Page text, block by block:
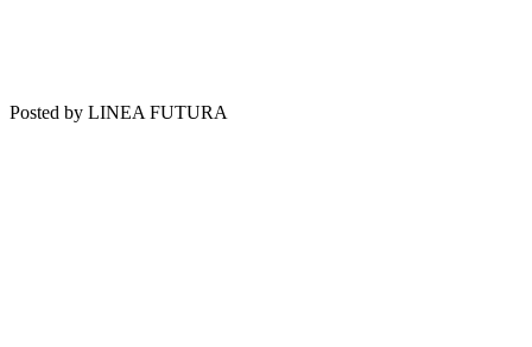
Posted by LINEA FUTURA